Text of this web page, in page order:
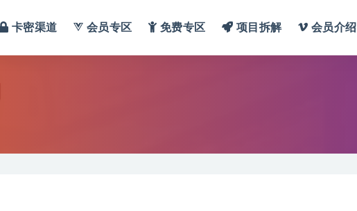
卡密渠道 会员专区 免费专区 项目拆解 会员介绍